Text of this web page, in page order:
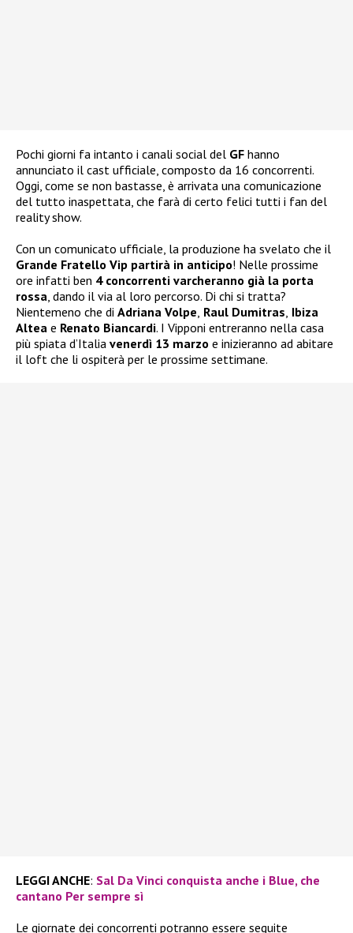
Pochi giorni fa intanto i canali social del GF hanno
annunciato il cast ufficiale, composto da 16 concorrenti.
Oggi, come se non bastasse, è arrivata una comunicazione
del tutto inaspettata, che farà di certo felici tutti i fan del
reality show.
Con un comunicato ufficiale, la produzione ha svelato che il
Grande Fratello Vip partirà in anticipo! Nelle prossime
ore infatti ben 4 concorrenti varcheranno già la porta
rossa, dando il via al loro percorso. Di chi si tratta?
Nientemeno che di Adriana Volpe, Raul Dumitras, Ibiza
Altea e Renato Biancardi. I Vipponi entreranno nella casa
più spiata d’Italia venerdì 13 marzo e inizieranno ad abitare
il loft che li ospiterà per le prossime settimane.
LEGGI ANCHE: Sal Da Vinci conquista anche i Blue, che
cantano Per sempre sì
Le giornate dei concorrenti potranno essere seguite